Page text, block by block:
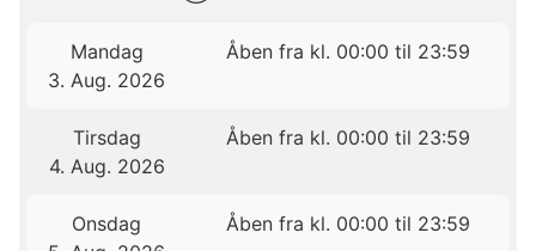
Mandag
3. Aug. 2026
Åben fra kl. 00:00 til 23:59
Tirsdag
4. Aug. 2026
Åben fra kl. 00:00 til 23:59
Onsdag
Åben fra kl. 00:00 til 23:59